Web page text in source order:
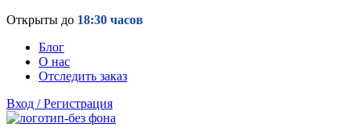
Открыты до 18:30 часов
Блог
О нас
Отследить заказ
Вход / Регистрация